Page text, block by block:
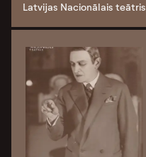
Latvijas Nacionālais teātris